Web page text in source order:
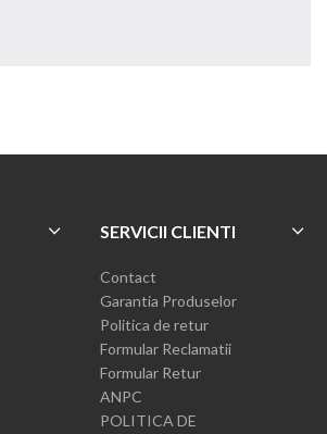
SERVICII CLIENTI
Contact
Garantia Produselor
Politica de retur
Formular Reclamatii
Formular Retur
ANPC
POLITICA DE